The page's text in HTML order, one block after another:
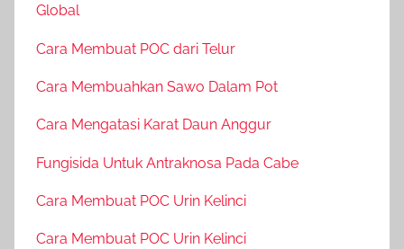
Global
Cara Membuat POC dari Telur
Cara Membuahkan Sawo Dalam Pot
Cara Mengatasi Karat Daun Anggur
Fungisida Untuk Antraknosa Pada Cabe
Cara Membuat POC Urin Kelinci
Cara Membuat POC Urin Kelinci